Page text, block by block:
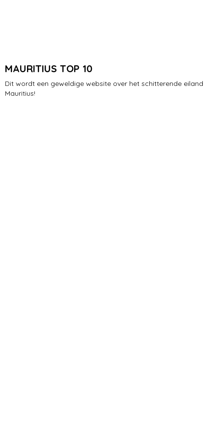
MAURITIUS TOP 10
Dit wordt een geweldige website over het schitterende eiland
Mauritius!